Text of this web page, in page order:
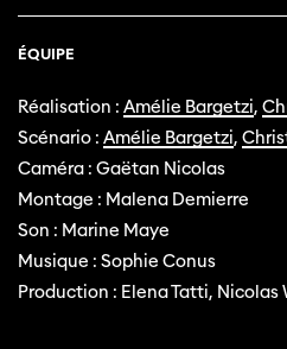
ÉQUIPE
Réalisation : Amélie Bargetzi,
Scénario : Amélie Bargetzi,
Caméra : Gaëtan Nicolas
Montage : Malena Demierre
Son : Marine Maye
Musique : Sophie Conus
Production : Elena Tatti,